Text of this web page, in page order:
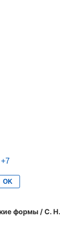
+7
OK
формы / С.